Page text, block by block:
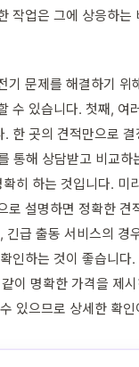
작업은 그에 상응하는
기 문제를 해결하기 위
수 있습니다. 첫째, 여
. 한 곳의 견적만으로
통해 상담받고 비교하
히 하는 것입니다. 미
로 설명하면 정확한 견
긴급 출동 서비스의 경
인하는 것이 좋습니다
같이 명확한 가격을 제
있으므로 상세한 확